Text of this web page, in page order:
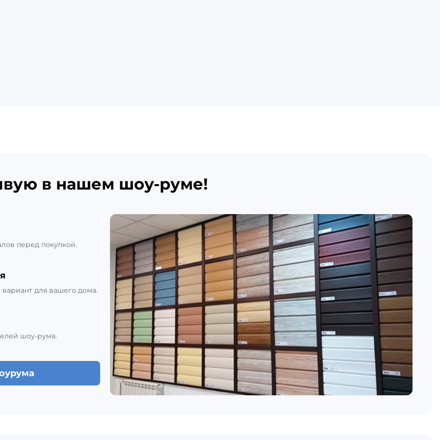
в нашем шоу-руме!
перед покупкой.
для вашего дома.
шоу-рума.